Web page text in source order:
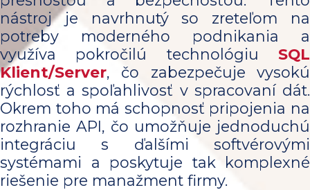
nástroj je navrhnutý so zreteľom na
potreby moderného podnikania a
využíva pokročilú technológiu
SQL
Klient/Server, čo zabezpečuje vysokú
rýchlosť a spoľahlivosť v spracovaní dát.
Okrem toho má schopnosť pripojenia na
rozhranie API, čo umožňuje jednoduchú
integráciu s ďalšími softvérovými
systémami a poskytuje tak komplexné
riešenie pre manažment firmy.